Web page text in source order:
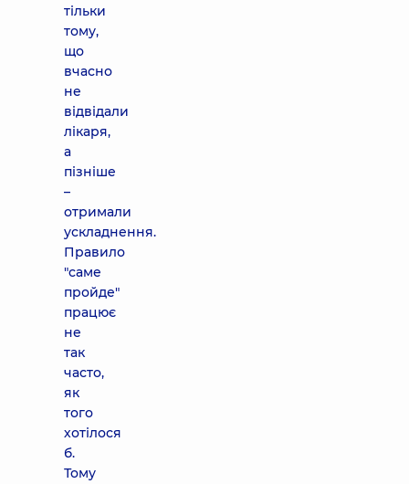
тільки
тому,
що
вчасно
не
відвідали
лікаря,
а
пізніше
–
отримали
ускладнення.
Правило
"саме
пройде"
працює
не
так
часто,
як
того
хотілося
б.
Тому